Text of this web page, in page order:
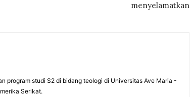
menyelamatkan
program studi S2 di bidang teologi di Universitas Ave Maria -
Serikat.